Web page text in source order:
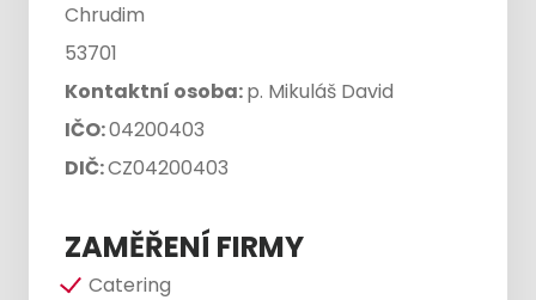
Chrudim
53701
Kontaktní osoba:p. Mikuláš David
IČO:04200403
DIČ:CZ04200403
ZAMĚŘENÍ FIRMY
Catering